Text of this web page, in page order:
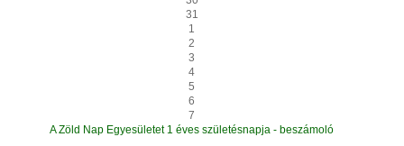
31
1
2
3
4
5
6
7
A Zöld Nap Egyesületet 1 éves születésnapja - beszámoló